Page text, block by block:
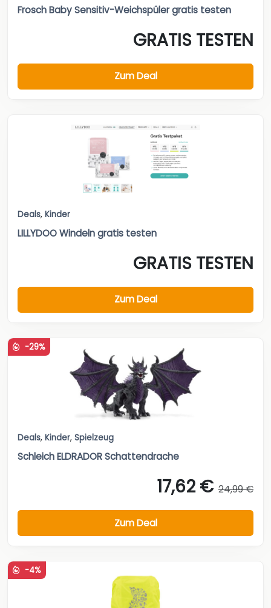
Frosch Baby Sensitiv-Weichspüler gratis testen
GRATIS TESTEN
Zum Deal
Deals, Kinder
LILLYDOO Windeln gratis testen
GRATIS TESTEN
Zum Deal
-29%
Deals, Kinder, Spielzeug
Schleich ELDRADOR Schattendrache
17,62 € 24,99 €
Zum Deal
-4%